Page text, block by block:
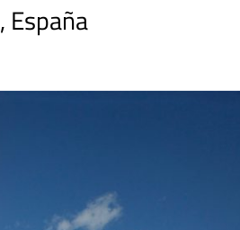
España